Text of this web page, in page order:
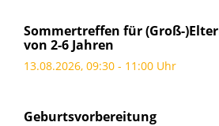
Sommertreffen für (Groß-
von 2-6 Jahren
13.08.2026, 09:30 - 11:00 Uhr
Geburtsvorbereitung